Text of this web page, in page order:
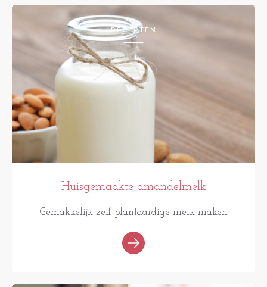
RECEPTEN
Huisgemaakte amandelmelk
Gemakkelijk zelf plantaardige melk maken